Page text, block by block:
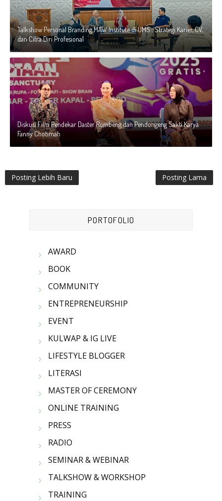
Talkshow Personal Branding MAW Institute di UMS : Strategi Karier, CV,
dan Citra Diri Profesional
Diskusi Film Pendekar Daster Rombeng dan Pendongeng Sakti Karya
Fanny Chotimah
Posting Lebih Baru Posting Lama
PORTOFOLIO
AWARD
BOOK
COMMUNITY
ENTREPRENEURSHIP
EVENT
KULWAP & IG LIVE
LIFESTYLE BLOGGER
LITERASI
MASTER OF CEREMONY
ONLINE TRAINING
PRESS
RADIO
SEMINAR & WEBINAR
TALKSHOW & WORKSHOP
TRAINING